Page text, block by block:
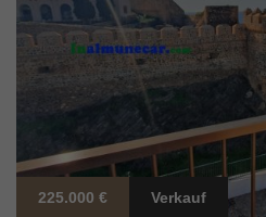
225.000 € Verkauf